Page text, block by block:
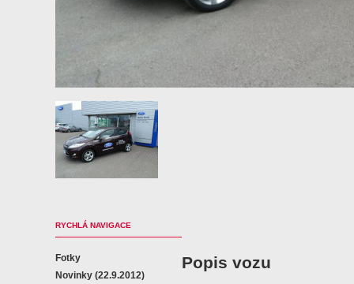
RYCHLÁ NAVIGACE
Fotky
Novinky (22.9.2012)
Popis vozu